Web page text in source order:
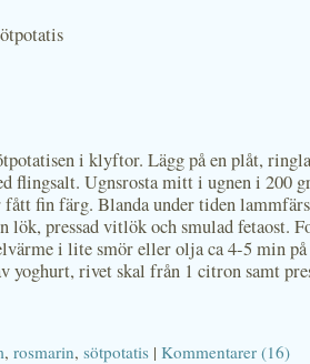
i klyftor. Lägg på en plåt,
flingsalt. Ugnsrosta mitt i ugnen i 200
fått fin färg. Blanda under tiden
lök, pressad vitlök och smulad fetaost.
i lite smör eller olja ca 4-5 min
yoghurt, rivet skal från 1 citron samt
, rosmarin, sötpotatis | Kommentarer (16)